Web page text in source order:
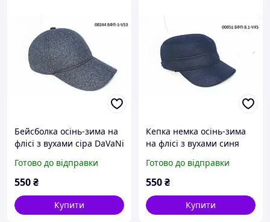
Бейсболка осінь-зима на
флісі з вухами сіра DaVaNi
Готово до відправки
550₴
Купити
Кепка немка осінь-зима
на флісі з вухами синя
Готово до відправки
550₴
Купити